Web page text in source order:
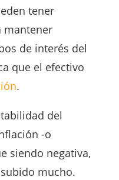
tener
mantener
de interés del
que el efectivo
.
del
-o
siendo negativa,
mucho.